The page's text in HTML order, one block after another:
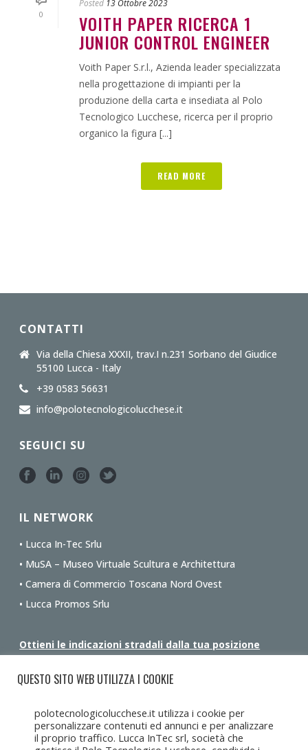
0
Posted 13 Ottobre 2023
VOITH PAPER RICERCA 1
JUNIOR CONTROL ENGINEER
Voith Paper S.r.l., Azienda leader specializzata
nella progettazione di impianti per la
produzione della carta e insediata al Polo
Tecnologico Lucchese, ricerca per il proprio
organico la figura [...]
READ MORE
CONTATTI
Via della Chiesa XXXII, trav.I n.231 Sorbano del Giudice
55100 Lucca - Italy
+39 0583 56631
info@polotecnologicolucchese.it
SEGUICI SU
IL NETWORK
• Lucca In-Tec Srlu
• MuSA – Museo Virtuale Scultura e Architettura
• Camera di Commercio Toscana Nord Ovest
• Lucca Promos Srlu
Ottieni le indicazioni stradali dalla tua posizione
QUESTO SITO WEB UTILIZZA I COOKIE
polotecnologicolucchese.it utilizza i cookie per
personalizzare contenuti ed annunci e per analizzare
il proprio traffico. Lucca InTec srl, società che